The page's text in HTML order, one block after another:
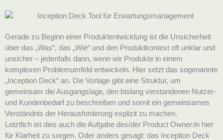
Gerade zu Beginn einer Produktentwicklung ist die Unsicherheit
über das „Was“, das „Wie“ und den Produktkontext oft unklar und
unsicher – jedenfalls dann, wenn wir Produkte in einem
komplexen Problemumfeld entwickeln. Hier setzt das sogenannte
„Inception Deck“ an. Die Vorlage gibt eine Struktur, um
gemeinsam die Ausgangslage, den bislang verstandenen Nutzer-
und Kundenbedarf zu beschreiben und somit ein gemeinsames
Verständnis der Herausforderung explizit zu machen.
Letztlich ist dies auch die Aufgabe des/der Product Owner:in hier
für Klarheit zu sorgen. Oder anders gesagt: das Inception Deck